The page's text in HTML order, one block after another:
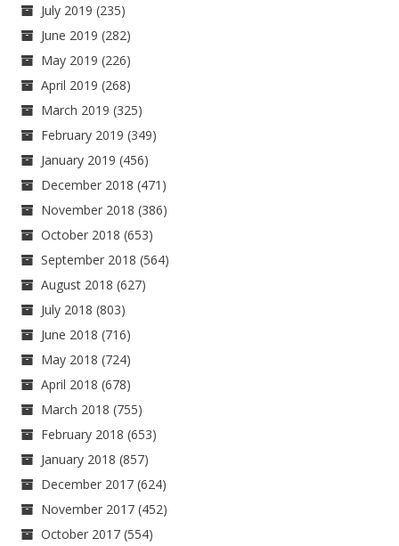
July 2019 (235)
June 2019 (282)
May 2019 (226)
April 2019 (268)
March 2019 (325)
February 2019 (349)
January 2019 (456)
December 2018 (471)
November 2018 (386)
October 2018 (653)
September 2018 (564)
August 2018 (627)
July 2018 (803)
June 2018 (716)
May 2018 (724)
April 2018 (678)
March 2018 (755)
February 2018 (653)
January 2018 (857)
December 2017 (624)
November 2017 (452)
October 2017 (554)